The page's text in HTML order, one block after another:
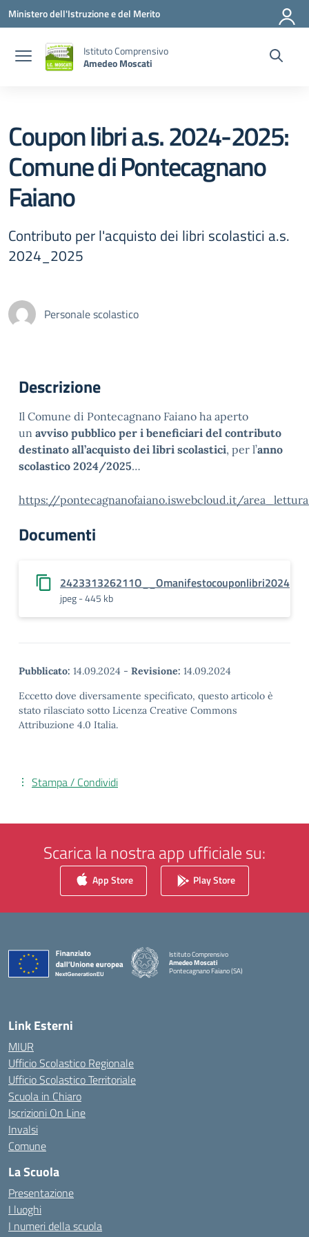
Vai ai contenuti
Vai al menu di navigazione
Vai al footer
Ministero dell'Istruzione e del Merito
Istituto Comprensivo
Amedeo Moscati
Coupon libri a.s. 2024-2025:
Comune di Pontecagnano
Faiano
Contributo per l'acquisto dei libri scolastici a.s.
2024_2025
Personale scolastico
Descrizione
Il Comune di Pontecagnano Faiano ha aperto
un avviso pubblico per i beneficiari del contributo
destinato all’acquisto dei libri scolastici, per l’anno
scolastico 2024/2025…
https://pontecagnanofaiano.iswebcloud.it/
Documenti
242331326211O__Omanifestocouponlibri2024
jpeg - 445 kb
Pubblicato: 14.09.2024 - Revisione: 14.09.2024
Eccetto dove diversamente specificato, questo articolo è
stato rilasciato sotto Licenza Creative Commons
Attribuzione 4.0 Italia.
Stampa / Condividi
Scarica la nostra app ufficiale su:
App Store Play Store
Istituto Comprensivo
Amedeo Moscati
Pontecagnano Faiano (SA)
— Visita la pagina iniziale della scuola
Link Esterni
MIUR
Ufficio Scolastico Regionale
Ufficio Scolastico Territoriale
Scuola in Chiaro
Iscrizioni On Line
Invalsi
Comune
La Scuola
Presentazione
I luoghi
I numeri della scuola